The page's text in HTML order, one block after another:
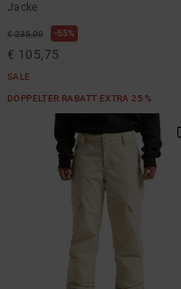
Jacke
€ 235,00 55%
€ 105,75
SALE
DOPPELTER RABATT EXTRA 25 %